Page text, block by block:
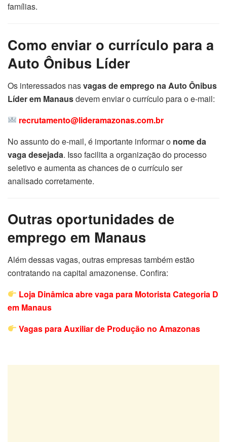
famílias.
Como enviar o currículo para a
Auto Ônibus Líder
Os interessados nasvagas de emprego na Auto Ônibus
Líder em Manausdevem enviar o currículo para o e-mail:
recrutamento@lideramazonas.com.br
No assunto do e-mail, é importante informar o nome da
vaga desejada. Isso facilita a organização do processo
seletivo e aumenta as chances de o currículo ser
analisado corretamente.
Outras oportunidades de
emprego em Manaus
Além dessas vagas, outras empresas também estão
contratando na capital amazonense. Confira:
Loja Dinâmica abre vaga para Motorista Categoria D
em Manaus
Vagas para Auxiliar de Produção no Amazonas